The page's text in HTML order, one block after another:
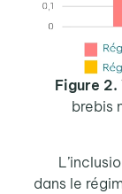
Figure 2.
brebis
dans le